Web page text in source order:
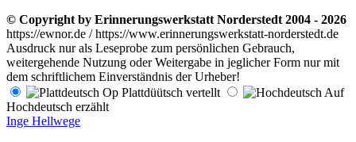
© Copyright by Erinnerungswerkstatt Norderstedt 2004 - 2026
https://ewnor.de / https://www.erinnerungswerkstatt-norderstedt.de
Ausdruck nur als Leseprobe zum persönlichen Gebrauch,
weitergehende Nutzung oder Weitergabe in jeglicher Form nur mit
dem schriftlichem Einverständnis der Urheber!
Op Plattdüütsch vertellt
Auf
Hochdeutsch erzählt
Inge Hellwege